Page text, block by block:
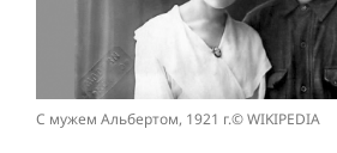
С мужем Альбертом, 1921 г.© WIKIPEDIA